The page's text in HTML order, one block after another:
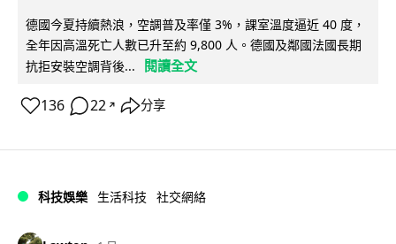
德國今夏持續熱浪，空調普及率僅 3%，課室溫度逼近 40 度，
全年因高溫死亡人數已升至約 9,800 人。德國及鄰國法國長期
抗拒安裝空調背後...
閱讀全文
136 22 ↗ 分享
科技娛樂 生活科技 社交網絡